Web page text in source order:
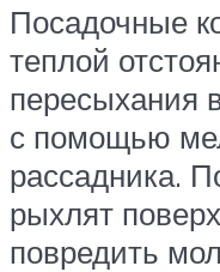
Посадочные
теплой
пересыхания
с помощью
рассадника.
рыхлят
повредить